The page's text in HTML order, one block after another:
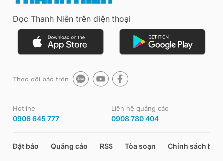
Đọc Thanh Niên trên điện thoại
Theo dõi báo trên
Hotline
0906 645 777
Liên hệ quảng cáo
0908 780 404
Đặt báo Quảng cáo RSS Tòa soạn Chính sách bảo